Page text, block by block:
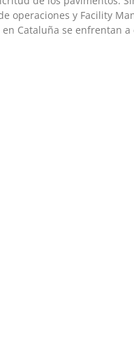
operaciones y Facility
Cataluña se enfrentan